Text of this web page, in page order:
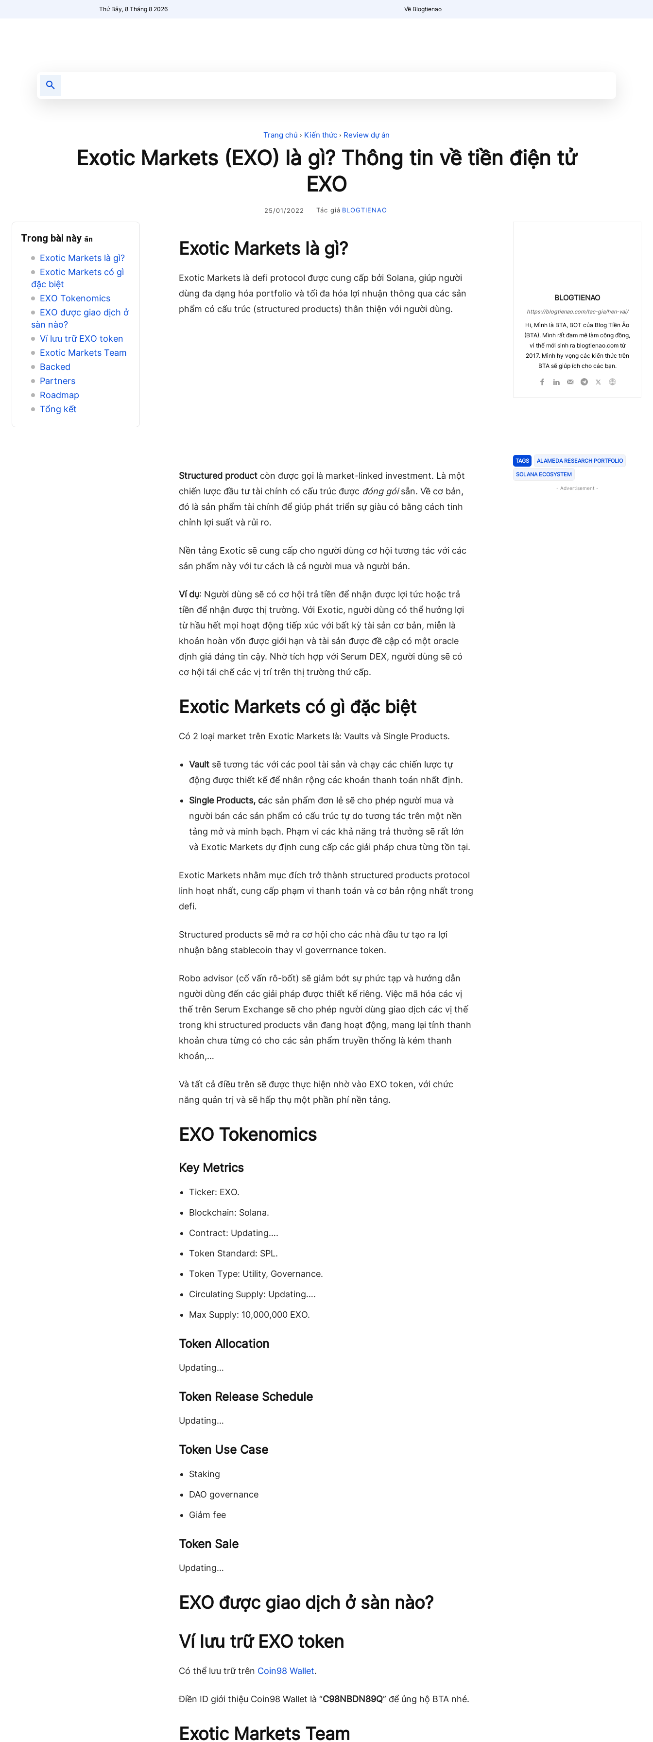
Thứ Bảy, 8 Tháng 8 2026 Về Blogtienao
Trang chủ Kiến thức Review dự án
Exotic Markets (EXO) là gì? Thông tin về tiền điện tử
EXO
25/01/2022 Tác giả BLOGTIENAO
Trong bài này ẩn
Exotic Markets là gì?
Exotic Markets có gì
đặc biệt
EXO Tokenomics
EXO được giao dịch ở
sàn nào?
Ví lưu trữ EXO token
Exotic Markets Team
Backed
Partners
Roadmap
Tổng kết
Exotic Markets là gì?
Exotic Markets là defi protocol được cung cấp bởi Solana, giúp người
dùng đa dạng hóa portfolio và tối đa hóa lợi nhuận thông qua các sản
phẩm có cấu trúc (structured products) thân thiện với người dùng.
Structured product còn được gọi là market-linked investment. Là một
chiến lược đầu tư tài chính có cấu trúc được đóng góisẵn. Về cơ bản,
đó là sản phẩm tài chính để giúp phát triển sự giàu có bằng cách tinh
chỉnh lợi suất và rủi ro.
Nền tảng Exotic sẽ cung cấp cho người dùng cơ hội tương tác với các
sản phẩm này với tư cách là cả người mua và người bán.
Ví dụ: Người dùng sẽ có cơ hội trả tiền để nhận được lợi tức hoặc trả
tiền để nhận được thị trường. Với Exotic, người dùng có thể hưởng lợi
từ hầu hết mọi hoạt động tiếp xúc với bất kỳ tài sản cơ bản, miễn là
khoản hoàn vốn được giới hạn và tài sản được đề cập có một oracle
định giá đáng tin cậy. Nhờ tích hợp với Serum DEX, người dùng sẽ có
cơ hội tái chế các vị trí trên thị trường thứ cấp.
Exotic Markets có gì đặc biệt
Có 2 loại market trên Exotic Markets là: Vaults và Single Products.
Vault sẽ tương tác với các pool tài sản và chạy các chiến lược tự
động được thiết kế để nhân rộng các khoản thanh toán nhất định.
Single Products, các sản phẩm đơn lẻ sẽ cho phép người mua và
người bán các sản phẩm có cấu trúc tự do tương tác trên một nền
tảng mở và minh bạch. Phạm vi các khả năng trả thưởng sẽ rất lớn
và Exotic Markets dự định cung cấp các giải pháp chưa từng tồn tại.
Exotic Markets nhằm mục đích trở thành structured products protocol
linh hoạt nhất, cung cấp phạm vi thanh toán và cơ bản rộng nhất trong
defi.
Structured products sẽ mở ra cơ hội cho các nhà đầu tư tạo ra lợi
nhuận bằng stablecoin thay vì goverrnance token.
Robo advisor (cố vấn rô-bốt) sẽ giảm bớt sự phức tạp và hướng dẫn
người dùng đến các giải pháp được thiết kế riêng. Việc mã hóa các vị
thế trên Serum Exchange sẽ cho phép người dùng giao dịch các vị thế
trong khi structured products vẫn đang hoạt động, mang lại tính thanh
khoản chưa từng có cho các sản phẩm truyền thống là kém thanh
khoản,…
Và tất cả điều trên sẽ được thực hiện nhờ vào EXO token, với chức
năng quản trị và sẽ hấp thụ một phần phí nền tảng.
EXO Tokenomics
Key Metrics
Ticker: EXO.
Blockchain: Solana.
Contract: Updating….
Token Standard: SPL.
Token Type: Utility, Governance.
Circulating Supply: Updating….
Max Supply: 10,000,000 EXO.
Token Allocation
Updating…
Token Release Schedule
Updating…
Token Use Case
Staking
DAO governance
Giảm fee
Token Sale
Updating…
EXO được giao dịch ở sàn nào?
Ví lưu trữ EXO token
Có thể lưu trữ trên Coin98 Wallet.
Điền ID giới thiệu Coin98 Wallet là “C98NBDN89Q” để ủng hộ BTA nhé.
Exotic Markets Team
BLOGTIENAO
https://blogtienao.com/tac-gia/hen-vai/
Hi, Mình là BTA, BOT của Blog TIền Ảo
(BTA). Mình rất đam mê làm cộng đồng,
vì thế mới sinh ra blogtienao.com từ
2017. Mình hy vọng các kiến thức trên
BTA sẽ giúp ích cho các bạn.
TAGS
ALAMEDA RESEARCH PORTFOLIO
SOLANA ECOSYSTEM
- Advertisement -